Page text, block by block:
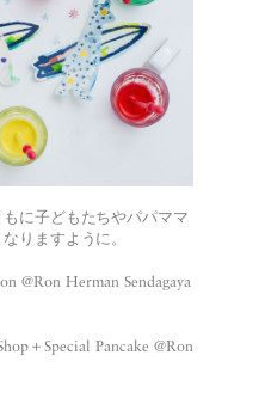
に子どもたちやパパママ
りますように。
@Ron Herman Sendagaya
＋Special Pancake @Ron